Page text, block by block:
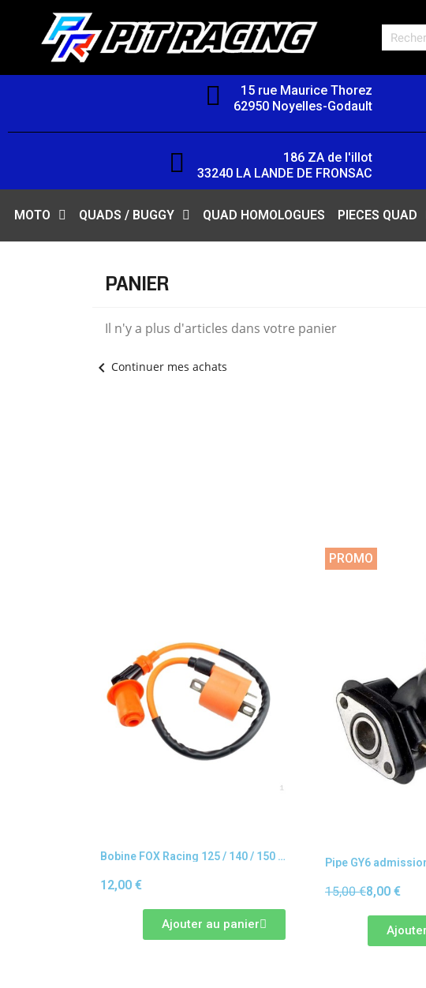
15 rue Maurice Thorez
62950 Noyelles-Godault
186 ZA de l'illot
33240 LA LANDE DE FRONSAC
MOTO QUADS / BUGGY QUAD HOMOLOGUES PIECES QUAD
PANIER
Il n'y a plus d'articles dans votre panier
chevron_left Continuer mes achats
Bobine FOX Racing 125 / 140 / 150 / 200 , 250 cc dirt bike / pit bike
12,00 €
Ajouter au panier
PROMO
15,00 €8,00 €